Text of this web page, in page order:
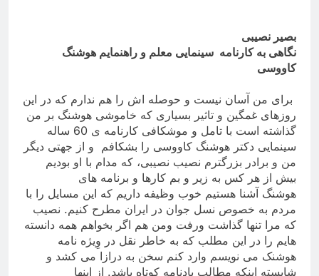
بصیر نصیبی
نگاهی به کارنامه سینمایی معلم و راهنمایم هوشنگ
کاووسی
برای من آسان نیست و حوصله اش را هم ندارم که در این
روزهای غمگین و تاثیر بسیاری که خاموشی هوشنگ بر من
گذاشته است با تامل و موشکافی کارنامه ی 60 ساله
سینمایی دکتر هوشنگ کاووسی را بشکافم
و از جهتی دیگر
من و برادر بزرگترم نصیب نصیبی، که مدام با او بودیم
بیش از هر کس به زیر و بم کارها و برنامه های
هوشنگ آشنا هستیم خوب وظیفه داریم که این مسایل را با
مردم به خصوص نسل جوان در ایران مطرح کنیم. نصیب
که مرا تنها گذاشت ورفت ومن هم اگر بخواهم همه دانسته
هایم را در این مطلب که به خاطر نقل در وِیژه نامه
هوشنک می نویسم وارد کنم سخن به درازا می کشد و
شایسته اینکه مطالب یادنامه کوتاه باشد. از اینها